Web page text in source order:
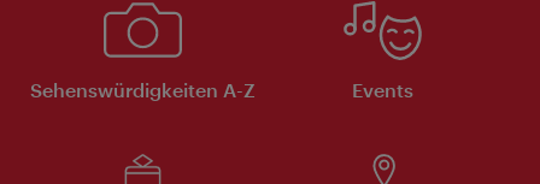
Sehenswürdigkeiten A-Z Events